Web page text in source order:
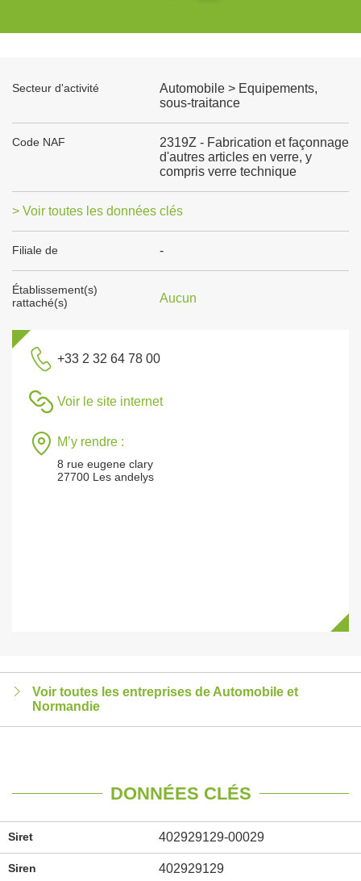
Secteur d'activité
Automobile > Equipements,
sous-traitance
Code NAF
2319Z - Fabrication et façonnage
d'autres articles en verre, y
compris verre technique
> Voir toutes les données clés
Filiale de -
Établissement(s)
rattaché(s)
Aucun
+33 2 32 64 78 00
Voir le site internet
M’y rendre :
8 rue eugene clary
27700 Les andelys
Voir toutes les entreprises de Automobile et
Normandie
DONNÉES CLÉS
Siret 402929129-00029
Siren 402929129